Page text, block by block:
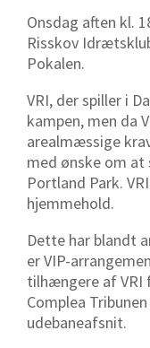
Onsdag aften kl.
Risskov
Pokalen.
VRI, der spiller i
kampen, men da
arealmæssige
med ønske om at
Portland Park.
hjemmehold.
Dette har blandt
er VIP-
tilhængere af VRI
Complea
udebaneafsnit.